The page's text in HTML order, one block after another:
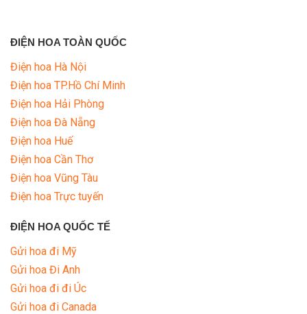
ĐIỆN HOA TOÀN QUỐC
Điện hoa Hà Nội
Điện hoa TP.Hồ Chí Minh
Điện hoa Hải Phòng
Điện hoa Đà Nẵng
Điện hoa Huế
Điện hoa Cần Thơ
Điện hoa Vũng Tàu
Điện hoa Trực tuyến
ĐIỆN HOA QUỐC TẾ
Gửi hoa đi Mỹ
Gửi hoa Đi Anh
Gửi hoa đi đi Úc
Gửi hoa đi Canada